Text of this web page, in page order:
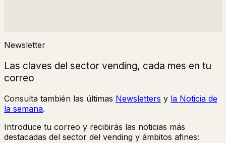
Newsletter
Las claves del sector vending, cada mes en tu
correo
Consulta también las últimas Newsletters y la Noticia de
la semana.
Introduce tu correo y recibirás las noticias más
destacadas del sector del vending y ámbitos afines: